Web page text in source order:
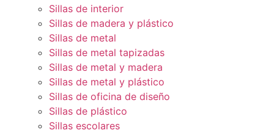
Sillas de interior
Sillas de madera y plástico
Sillas de metal
Sillas de metal tapizadas
Sillas de metal y madera
Sillas de metal y plástico
Sillas de oficina de diseño
Sillas de plástico
Sillas escolares